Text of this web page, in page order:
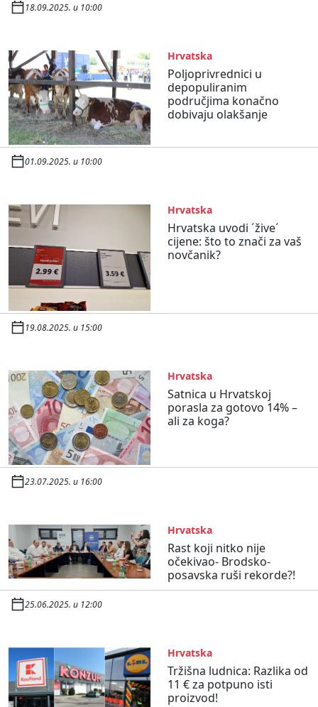
18.09.2025. u 10:00
Hrvatska
Poljoprivrednici u
depopuliranim
područjima konačno
dobivaju olakšanje
01.09.2025. u 10:00
Hrvatska
Hrvatska uvodi ´žive´
cijene: što to znači za vaš
novčanik?
19.08.2025. u 15:00
Hrvatska
Satnica u Hrvatskoj
porasla za gotovo 14% –
ali za koga?
23.07.2025. u 16:00
Hrvatska
Rast koji nitko nije
očekivao- Brodsko-
posavska ruši rekorde?!
25.06.2025. u 12:00
Hrvatska
Tržišna ludnica: Razlika od
11 € za potpuno isti
proizvod!